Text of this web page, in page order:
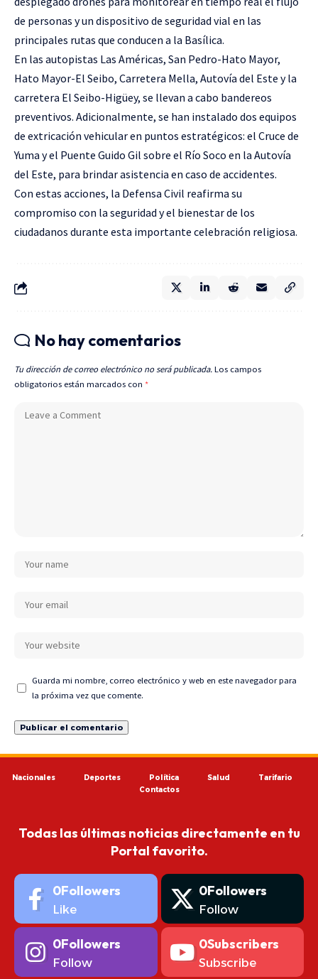
de personas y un dispositivo de seguridad vial en las
principales rutas que conducen a la Basílica.
En las autopistas Las Américas, San Pedro-Hato Mayor,
Hato Mayor-El Seibo, Carretera Mella, Autovía del Este y la
carretera El Seibo-Higüey, se llevan a cabo bandereos
preventivos. Adicionalmente, se han instalado dos equipos
de extricación vehicular en puntos estratégicos: el Cruce de
Yuma y el Puente Guido Gil sobre el Río Soco en la Autovía
del Este, para brindar asistencia en caso de accidentes.
Con estas acciones, la Defensa Civil reafirma su
compromiso con la seguridad y el bienestar de los
ciudadanos durante esta importante celebración religiosa.
No hay comentarios
Tu dirección de correo electrónico no será publicada. Los campos
obligatorios están marcados con *
Guarda mi nombre, correo electrónico y web en este navegador para
la próxima vez que comente.
Nacionales Deportes Política Salud
Tarifario
Contactos
Todas las últimas noticias directamente en tu
Portal favorito.
0Followers
Like
0Followers
Follow
0Followers
Follow
0Subscribers
Subscribe